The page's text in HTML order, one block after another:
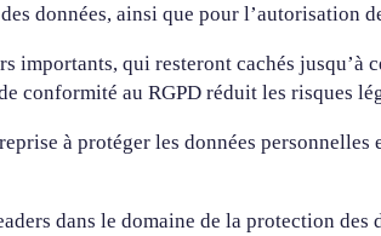
données, ainsi que pour l’autorisation
qui resteront cachés jusqu’à
conformité au RGPD réduit les risques
à protéger les données
dans le domaine de la protection